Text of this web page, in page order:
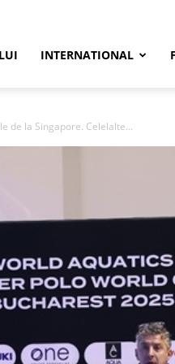
INTERNATIONAL
de la Singapore. Celelalte...